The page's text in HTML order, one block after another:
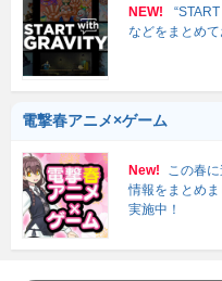
NEW!
などをまとめて
電撃春アニメ×ゲーム
New!
この春
情報をまとめ
実施中！